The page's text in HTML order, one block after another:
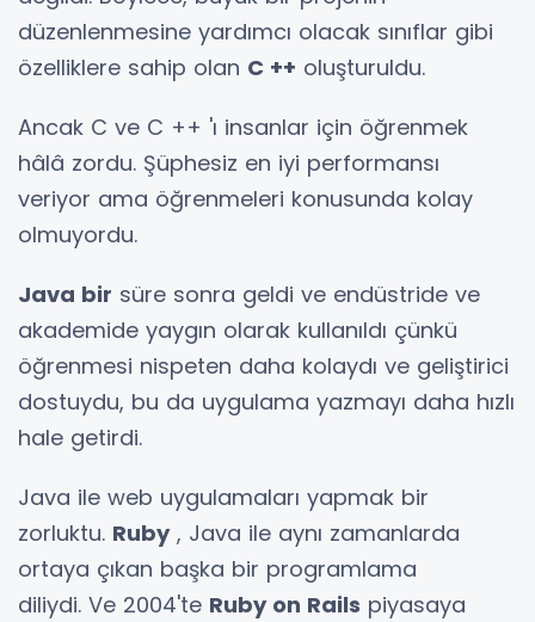
düzenlenmesine yardımcı olacak sınıflar gibi
özelliklere sahip olan C ++ oluşturuldu.
Ancak C ve C ++ 'ı insanlar için öğrenmek
hâlâ zordu. Şüphesiz en iyi performansı
veriyor ama öğrenmeleri konusunda kolay
olmuyordu.
Java bir süre sonra geldi ve endüstride ve
akademide yaygın olarak kullanıldı çünkü
öğrenmesi nispeten daha kolaydı ve geliştirici
dostuydu, bu da uygulama yazmayı daha hızlı
hale getirdi.
Java ile web uygulamaları yapmak bir
zorluktu. Ruby, Java ile aynı zamanlarda
ortaya çıkan başka bir programlama
diliydi. Ve 2004'te Ruby on Rails piyasaya